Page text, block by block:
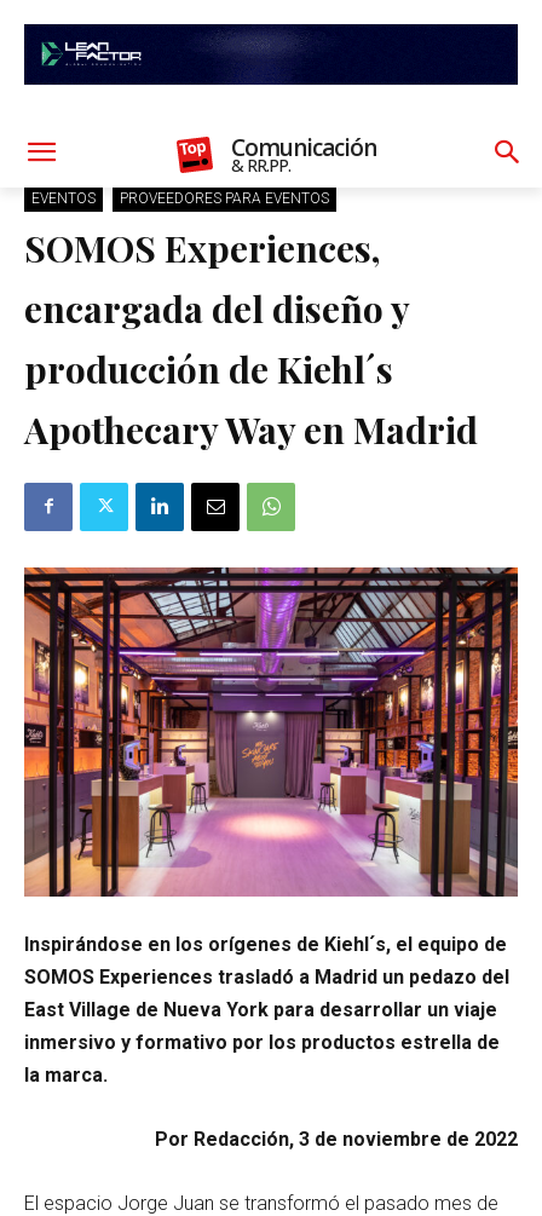
Comunicación
& RR.PP.
EVENTOS PROVEEDORES PARA EVENTOS
SOMOS Experiences,
encargada del diseño y
producción de Kiehl´s
Apothecary Way en Madrid
Inspirándose en los orígenes de Kiehl´s, el equipo de
SOMOS Experiences trasladó a Madrid un pedazo del
East Village de Nueva York para desarrollar un viaje
inmersivo y formativo por los productos estrella de
la marca.
Por Redacción, 3 de noviembre de 2022
El espacio Jorge Juan se transformó el pasado mes de